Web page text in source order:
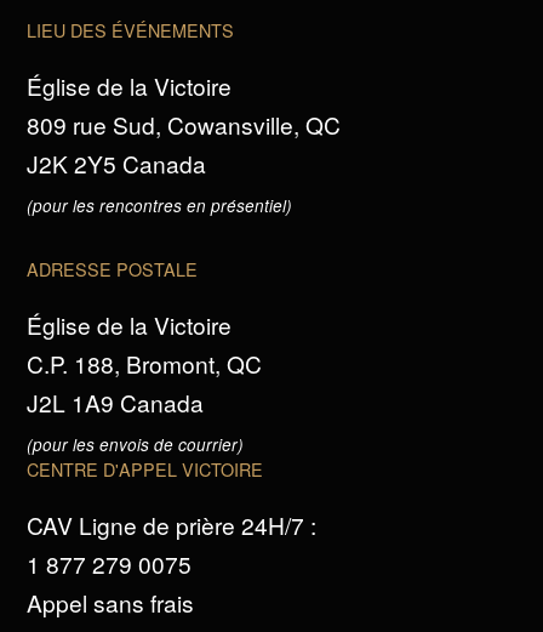
LIEU DES ÉVÉNEMENTS
Église de la Victoire
809 rue Sud, Cowansville, QC
J2K 2Y5 Canada
(pour les rencontres en présentiel)
ADRESSE POSTALE
Église de la Victoire
C.P. 188, Bromont, QC
J2L 1A9 Canada
(pour les envois de courrier)
CENTRE D'APPEL VICTOIRE
CAV Ligne de prière 24H/7 :
1 877 279 0075
Appel sans frais